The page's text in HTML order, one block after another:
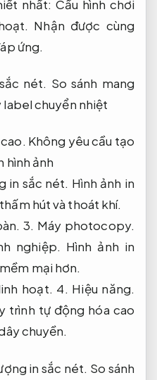
nhất: Cấu hình chơi
Nhận được cùng
ứng.
nét. So sánh mang
chuyển nhiệt
Không yêu cầu tạo
hình ảnh
in sắc nét. Hình ảnh in
hút và thoát khí.
3. Máy photocopy.
nghiệp. Hình ảnh in
mại hơn.
hoạt. 4. Hiệu năng.
trình tự động hóa cao
chuyền.
in sắc nét. So sánh